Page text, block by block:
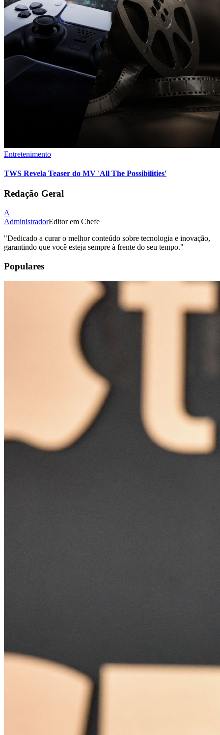
Entretenimento
TWS Revela Teaser do MV 'All The Possibilities'
Redação Geral
A
AdministradorEditor em Chefe
"Dedicado a curar o melhor conteúdo sobre tecnologia e inovação,
garantindo que você esteja sempre à frente do seu tempo."
Populares